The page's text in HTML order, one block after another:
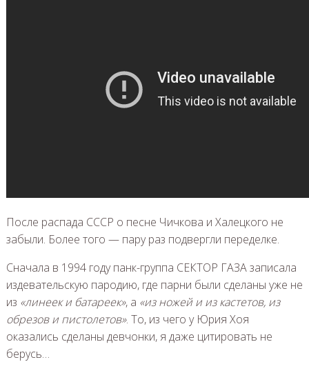
После распада СССР о песне Чичкова и Халецкого не
забыли. Более того — пару раз подвергли переделке.
Сначала в 1994 году панк-группа СЕКТОР ГАЗА записала
издевательскую пародию, где парни были сделаны уже не
из «линеек и батареек», а «из ножей и из кастетов, из
обрезов и пистолетов». То, из чего у Юрия Хоя
оказались сделаны девчонки, я даже цитировать не
берусь…